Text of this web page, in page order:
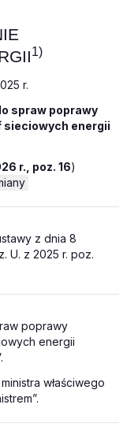
1)
r.
spraw poprawy
sieciowych energii
r., poz. 16)
z dnia 8
U. z 2025 r. poz.
poprawy
energii
właściwego